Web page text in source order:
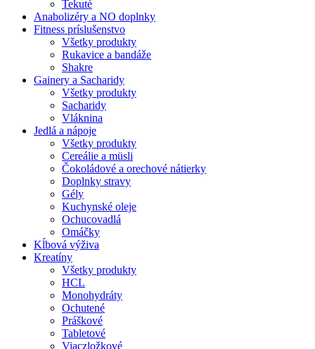
Tekuté
Anabolizéry a NO doplnky
Fitness príslušenstvo
Všetky produkty
Rukavice a bandáže
Shakre
Gainery a Sacharidy
Všetky produkty
Sacharidy
Vláknina
Jedlá a nápoje
Všetky produkty
Cereálie a müsli
Čokoládové a orechové nátierky
Doplnky stravy
Gély
Kuchynské oleje
Ochucovadlá
Omáčky
Kĺbová výživa
Kreatíny
Všetky produkty
HCL
Monohydráty
Ochutené
Práškové
Tabletové
Viaczložkové